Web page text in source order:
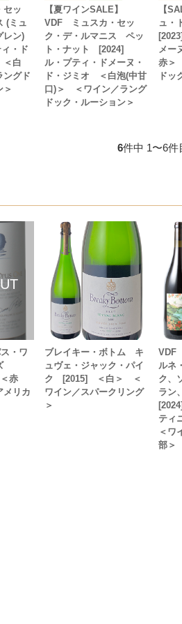
ッ
(ミュ
レン)
・ド
白
グド
＞
【夏ワインSALE】
VDF ミュスカ・セッ
ク・デ・ルマニス ペッ
ト・ナット [2024]
ル・プティ・ドメーヌ・
ド・ジミオ ＜白泡(中甘
口)＞ ＜ワイン／ラング
ドック・ルーション＞
【
ュ・
メー
赤＞
ドッ
6件中 1〜6件
・ワ
赤
リカ
ブレイキー・ボトム キ
ュヴェ・ジャック・パイ
ク [2015] ＜白＞ ＜
ワイン／スパークリング
＞
VDF
ルネ
ク、
ラン
ティ
＜ワ
部＞